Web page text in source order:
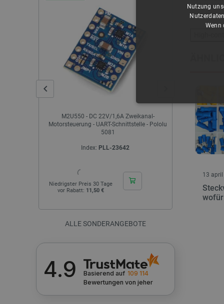
STM32 NUCLEO-F042K6 - STM32F042K6
ARM Cortex M0
Index: DIS-04890
Niedrigster Preis 30 Tage
vor Rabatt: 22,90 €
ALLE SONDERANGEBOTE
4.9 Basierend auf 109 114
Bewertungenvon jeher
verhindert
13
Nutzung
Wenn
Unbedingt erforderliche